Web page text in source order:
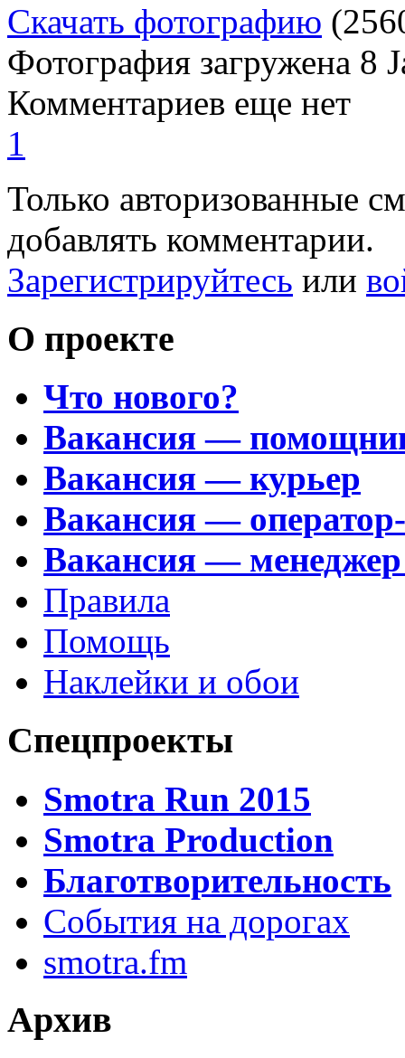
Скачать фотографию
Фотография загружена 8
Комментариев еще нет
1
Только авторизованные
добавлять комментарии.
Зарегистрируйтесь или
О проекте
Что нового?
Вакансия —
Вакансия — курьер
Вакансия —
Вакансия —
Правила
Помощь
Наклейки и обои
Спецпроекты
Smotra Run 2015
Smotra Production
Благотворительность
События на дорогах
smotra.fm
Архив